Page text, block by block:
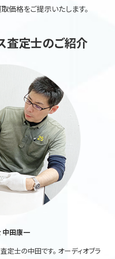
価格をご提示いたします。
査定士のご紹介
中田康一
定士の中田です。 オーディオブラ